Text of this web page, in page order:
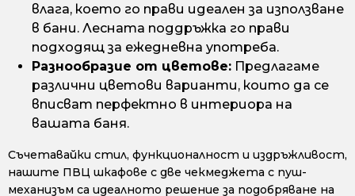
влага, което го прави идеален за използване
в бани. Лесната поддръжка го прави
подходящ за ежедневна употреба.
Разнообразие от цветове: Предлагаме
различни цветови варианти, които да се
вписват перфектно в интериора на
вашата баня.
Съчетавайки стил, функционалност и издръжливост,
нашите ПВЦ шкафове с две чекмеджета с пуш-
механизъм са идеалното решение за подобряване на